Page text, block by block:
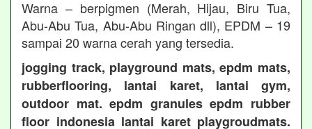
Warna – berpigmen (Merah, Hijau, Biru Tua,
Abu-Abu Tua, Abu-Abu Ringan dll), EPDM – 19
sampai 20 warna cerah yang tersedia.
jogging track, playground mats, epdm mats,
rubberflooring, lantai karet, lantai gym,
outdoor mat. epdm granules epdm rubber
floor indonesia lantai karet playgroudmats.